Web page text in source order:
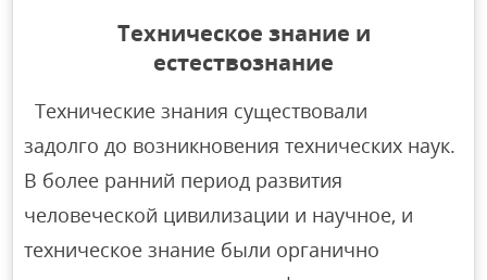
Техническое знание и
естествознание
Технические знания существовали
задолго до возникновения технических наук.
В более ранний период развития
человеческой цивилизации и научное, и
техническое знание были органично